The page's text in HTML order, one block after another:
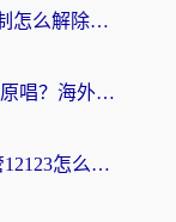
优酷手机app地域限制怎么解除？海外党亲测有效的追剧方案
全民K歌国外如何听原唱？海外党亲测有效的回国加速器选择指南
在海外如果使用交管12123怎么处理？留学生亲测有效的回国加速方案